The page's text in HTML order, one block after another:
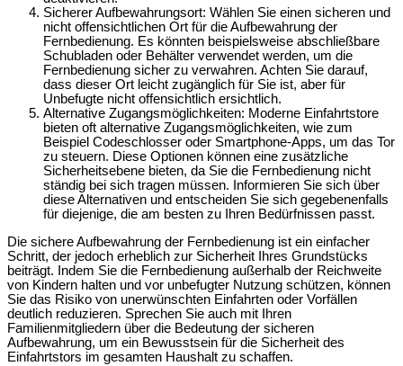
Sicherer Aufbewahrungsort: Wählen Sie einen sicheren und
nicht offensichtlichen Ort für die Aufbewahrung der
Fernbedienung. Es könnten beispielsweise abschließbare
Schubladen oder Behälter verwendet werden, um die
Fernbedienung sicher zu verwahren. Achten Sie darauf,
dass dieser Ort leicht zugänglich für Sie ist, aber für
Unbefugte nicht offensichtlich ersichtlich.
Alternative Zugangsmöglichkeiten: Moderne Einfahrtstore
bieten oft alternative Zugangsmöglichkeiten, wie zum
Beispiel Codeschlosser oder Smartphone-Apps, um das Tor
zu steuern. Diese Optionen können eine zusätzliche
Sicherheitsebene bieten, da Sie die Fernbedienung nicht
ständig bei sich tragen müssen. Informieren Sie sich über
diese Alternativen und entscheiden Sie sich gegebenenfalls
für diejenige, die am besten zu Ihren Bedürfnissen passt.
Die sichere Aufbewahrung der Fernbedienung ist ein einfacher
Schritt, der jedoch erheblich zur Sicherheit Ihres Grundstücks
beiträgt. Indem Sie die Fernbedienung außerhalb der Reichweite
von Kindern halten und vor unbefugter Nutzung schützen, können
Sie das Risiko von unerwünschten Einfahrten oder Vorfällen
deutlich reduzieren. Sprechen Sie auch mit Ihren
Familienmitgliedern über die Bedeutung der sicheren
Aufbewahrung, um ein Bewusstsein für die Sicherheit des
Einfahrtstors im gesamten Haushalt zu schaffen.